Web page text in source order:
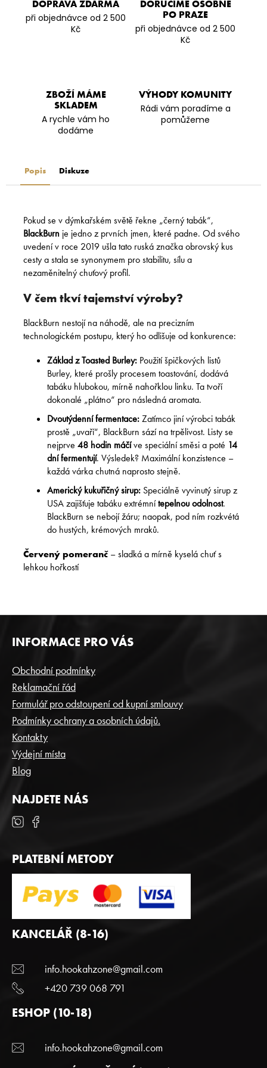
DOPRAVA ZDARMA
při objednávce od 2 500
Kč
DORUČÍME OSOBNĚ
PO PRAZE
při objednávce od 2 500
Kč
ZBOŽÍ MÁME
SKLADEM
A rychle vám ho
dodáme
VÝHODY KOMUNITY
Rádi vám poradíme a
pomůžeme
Popis Diskuze
Pokud se v dýmkařském světě řekne „černý tabák“,
BlackBurn je jedno z prvních jmen, které padne. Od svého
uvedení v roce 2019 ušla tato ruská značka obrovský kus
cesty a stala se synonymem pro stabilitu, sílu a
nezaměnitelný chuťový profil.
V čem tkví tajemství výroby?
BlackBurn nestojí na náhodě, ale na precizním
technologickém postupu, který ho odlišuje od konkurence:
Základ z Toasted Burley: Použití špičkových listů
Burley, které prošly procesem toastování, dodává
tabáku hlubokou, mírně nahořklou linku. Ta tvoří
dokonalé „plátno“ pro následná aromata.
Dvoutýdenní fermentace:Zatímco jiní výrobci tabák
prostě „uvaří“, BlackBurn sází na trpělivost. Listy se
nejprve 48 hodin máčíve speciální směsi a poté 14
dní fermentují. Výsledek? Maximální konzistence –
každá várka chutná naprosto stejně.
Americký kukuřičný sirup: Speciálně vyvinutý sirup z
USA zajišťuje tabáku extrémnítepelnou odolnost.
BlackBurn se nebojí žáru; naopak, pod ním rozkvétá
do hustých, krémových mraků.
Červený pomeranč– sladká a mírně kyselá chuť s
lehkou hořkostí
Z
Á
P
A
T
Í
INFORMACE PRO VÁS
Obchodní podmínky
Reklamační řád
Formulář pro odstoupení od kupní smlouvy
Podmínky ochrany a osobních údajů.
Kontakty
Výdejní místa
Blog
NAJDETE NÁS
PLATEBNÍ METODY
KANCELÁŘ (8-16)
info.hookahzone@gmail.com
+420 739 068 791
ESHOP (10-18)
info.hookahzone@gmail.com